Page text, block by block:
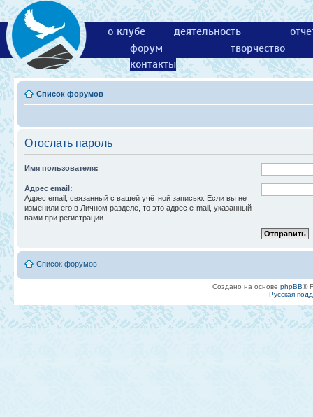
о клубе деятельность
форум
творчество
контакты
Список форумов
Отослать пароль
Имя пользователя:
Адрес email:
Адрес email, связанный с вашей учётной записью. Если вы не
изменили его в Личном разделе, то это адрес e-mail, указанный
вами при регистрации.
Список форумов
Создано на основе phpBB®
Русская